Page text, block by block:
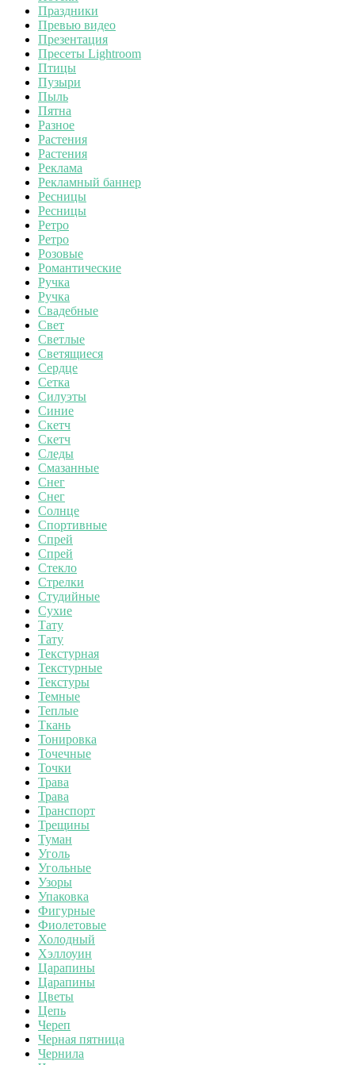
Праздники
Превью видео
Презентация
Пресеты Lightroom
Птицы
Пузыри
Пыль
Пятна
Разное
Растения
Растения
Реклама
Рекламный баннер
Ресницы
Ресницы
Ретро
Ретро
Розовые
Романтические
Ручка
Ручка
Свадебные
Свет
Светлые
Светящиеся
Сердце
Сетка
Силуэты
Синие
Скетч
Скетч
Следы
Смазанные
Снег
Снег
Солнце
Спортивные
Спрей
Спрей
Стекло
Стрелки
Студийные
Сухие
Тату
Тату
Текстурная
Текстурные
Текстуры
Темные
Теплые
Ткань
Тонировка
Точечные
Точки
Трава
Трава
Транспорт
Трещины
Туман
Уголь
Угольные
Узоры
Упаковка
Фигурные
Фиолетовые
Холодный
Хэллоуин
Царапины
Царапины
Цветы
Цепь
Череп
Черная пятница
Чернила